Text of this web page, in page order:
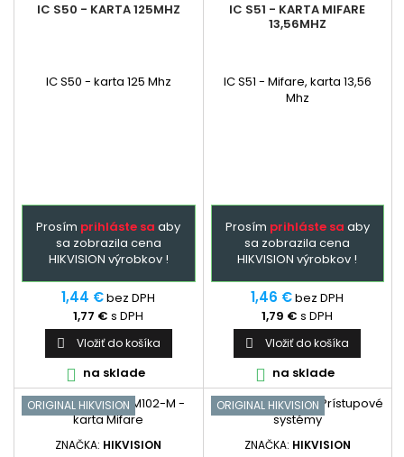
IC S50 - KARTA 125MHZ
IC S50 - karta 125 Mhz
Prosím prihláste sa aby
sa zobrazila cena
HIKVISION výrobkov !
1,44 €bez DPH
1,77 € s DPH
 Vložiť do košíka
 na sklade
IC S51 - KARTA MIFARE
13,56MHZ
IC S51 - Mifare, karta 13,56
Mhz
Prosím prihláste sa aby
sa zobrazila cena
HIKVISION výrobkov !
1,46 €bez DPH
1,79 € s DPH
 Vložiť do košíka
 na sklade
ORIGINAL HIKVISION
ZNAČKA: HIKVISION
ORIGINAL HIKVISION
ZNAČKA: HIKVISION